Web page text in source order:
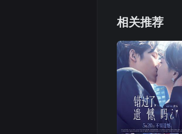
相关推荐